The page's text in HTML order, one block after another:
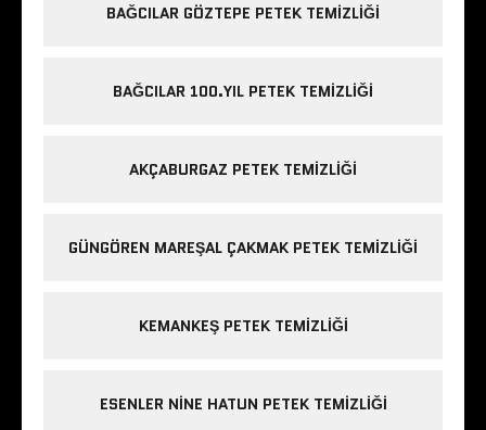
BAĞCILAR GÖZTEPE PETEK TEMIZLIĞI
BAĞCILAR 100.YIL PETEK TEMIZLIĞI
AKÇABURGAZ PETEK TEMIZLIĞI
GÜNGÖREN MAREŞAL ÇAKMAK PETEK TEMIZLIĞI
KEMANKEŞ PETEK TEMIZLIĞI
ESENLER NINE HATUN PETEK TEMIZLIĞI